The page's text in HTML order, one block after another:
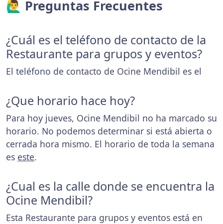
🙋‍♂️ Preguntas Frecuentes
¿Cuál es el teléfono de contacto de la
Restaurante para grupos y eventos?
El teléfono de contacto de Ocine Mendibil es el
¿Que horario hace hoy?
Para hoy jueves, Ocine Mendibil no ha marcado su
horario. No podemos determinar si está abierta o
cerrada hora mismo. El horario de toda la semana
es este.
¿Cual es la calle donde se encuentra la
Ocine Mendibil?
Esta Restaurante para grupos y eventos está en